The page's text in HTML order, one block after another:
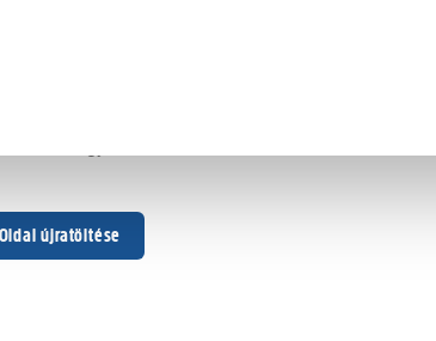
Oldal újratöltése